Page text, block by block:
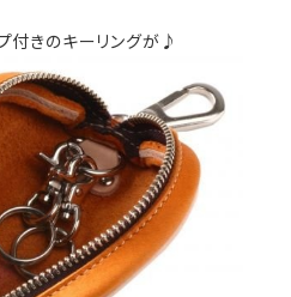
付きのキーリングが♪